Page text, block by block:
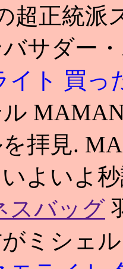
超正統派
サダー
イト 買っ
拝見.
よいよ
スバッグ
ミシェ